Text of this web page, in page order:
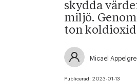
skydda
miljö.
ton
Micael
Publicerad: 2023-01-13